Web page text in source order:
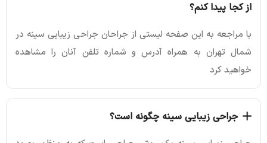
از کجا پیدا کنم؟
با مراجعه به این صفحه لیستی از جراحان جراحی زیبایی سینه در
شمال تهران به همراه آدرس و شماره تلفن آنان را مشاهده
خواهید کرد
جراحی زیبایی سینه چگونه است؟